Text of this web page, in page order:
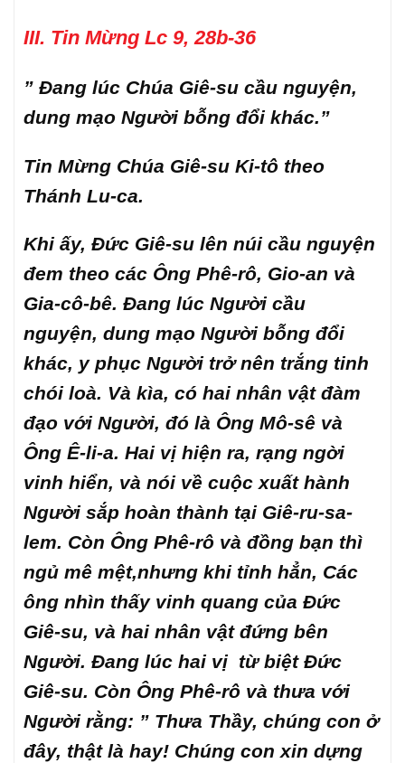
III. Tin Mừng Lc 9, 28b-36
” Đang lúc Chúa Giê-su cầu nguyện,
dung mạo Người bỗng đổi khác.”
Tin Mừng Chúa Giê-su Ki-tô theo
Thánh Lu-ca.
Khi ấy, Đức Giê-su lên núi cầu nguyện
đem theo các Ông Phê-rô, Gio-an và
Gia-cô-bê. Đang lúc Người cầu
nguyện, dung mạo Người bỗng đổi
khác, y phục Người trở nên trắng tinh
chói loà. Và kìa, có hai nhân vật đàm
đạo với Người, đó là Ông Mô-sê và
Ông Ê-li-a. Hai vị hiện ra, rạng ngời
vinh hiển, và nói về cuộc xuất hành
Người sắp hoàn thành tại Giê-ru-sa-
lem. Còn Ông Phê-rô và đồng bạn thì
ngủ mê mệt,nhưng khi tỉnh hẳn, Các
ông nhìn thấy vinh quang của Đức
Giê-su, và hai nhân vật đứng bên
Người. Đang lúc hai vị từ biệt Đức
Giê-su. Còn Ông Phê-rô và thưa với
Người rằng: ” Thưa Thầy, chúng con ở
đây, thật là hay! Chúng con xin dựng